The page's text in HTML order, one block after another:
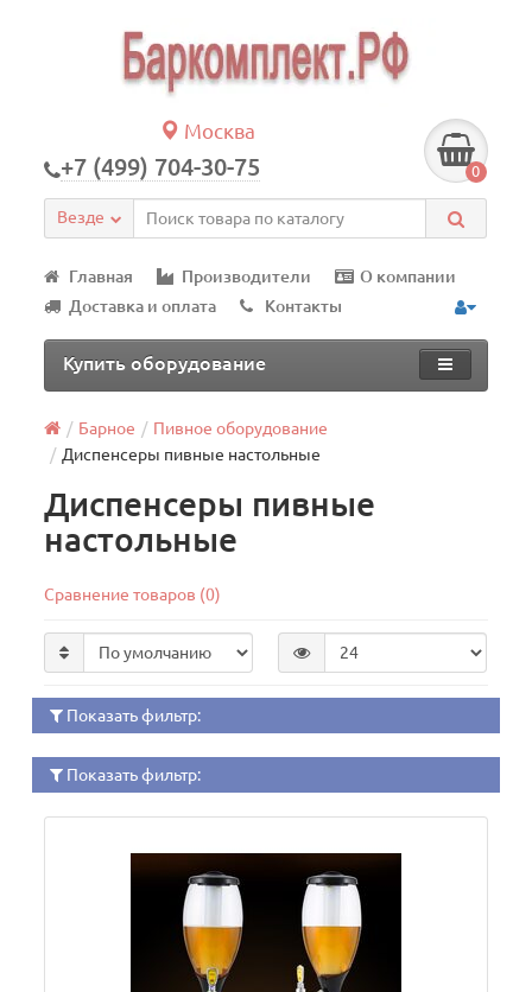
Москва
+7 (499) 704-30-75 0
Везде
Главная Производители
О компании
Доставка и оплата
Контакты
Купить оборудование
Барное
Пивное оборудование
Диспенсеры пивные настольные
Диспенсеры пивные
настольные
Сравнение товаров (0)
Показать фильтр:
Показать фильтр: